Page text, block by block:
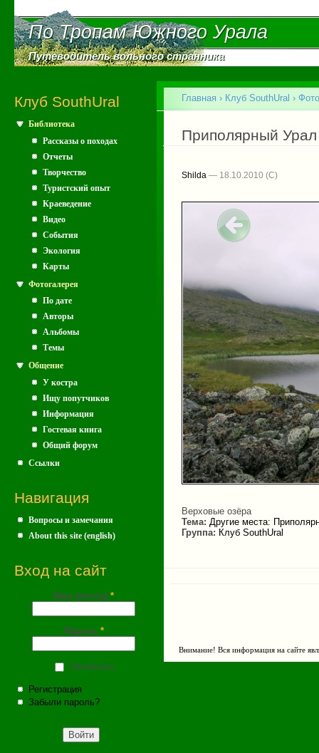
По Тропам Южного Урала
По Тропам Южного Урала
Путеводитель вольного странника
Путеводитель вольного странника
Клуб SouthUral
Библиотека
Рассказы о походах
Отчеты
Творчество
Туристский опыт
Краеведение
Видео
События
Экология
Карты
Фотогалерея
По дате
Авторы
Альбомы
Темы
Общение
У костра
Ищу попутчиков
Информация
Гостевая книга
Общий форум
Ссылки
Навигация
Вопросы и замечания
About this site (english)
Вход на сайт
Имя (почта) *
Пароль *
Запомнить
Регистрация
Забыли пароль?
Вы здесь
Главная › Клуб SouthUral ›
Приполярный Урал
Shilda — 18.10.2010
Верховые озёра
Тема: Другие места:
Группа: Клуб SouthUral
Внимание! Вся информация на сайте